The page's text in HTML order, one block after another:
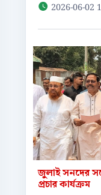
2026-06-02
জুলাই সনদের
প্রচার কার্যক্রম